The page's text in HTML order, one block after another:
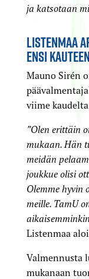
ja katsotaan
LISTENMAA
ENSI KAUTEEN
Mauno Sirén
viime
”Olen erittäin
mukaan. Hän
meidän
joukkue olisi
Olemme hyvin
meille. TamU
Listenmaa
Valmennusta
mukanaan